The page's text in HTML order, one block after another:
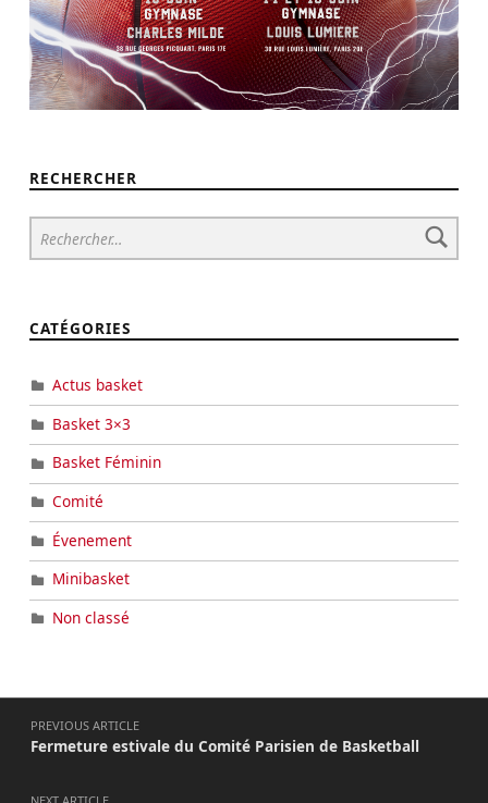
RECHERCHER
CATÉGORIES
Actus basket
Basket 3×3
Basket Féminin
Comité
Évenement
Minibasket
Non classé
PREVIOUS ARTICLE
Fermeture estivale du Comité Parisien de Basketball